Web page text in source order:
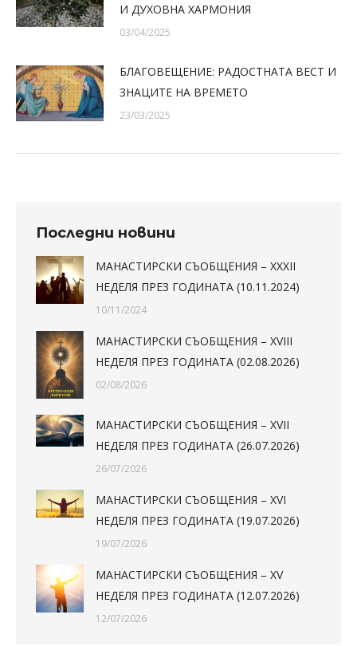
И ДУХОВНА ХАРМОНИЯ
03/04/2025
БЛАГОВЕЩЕНИЕ: РАДОСТНАТА ВЕСТ И
ЗНАЦИТЕ НА ВРЕМЕТО
23/03/2025
Последни новини
МАНАСТИРСКИ СЪОБЩЕНИЯ – XXXII
НЕДЕЛЯ ПРЕЗ ГОДИНАТА (10.11.2024)
10/11/2024
МАНАСТИРСКИ СЪОБЩЕНИЯ – XVIII
НЕДЕЛЯ ПРЕЗ ГОДИНАТА (02.08.2026)
02/08/2026
МАНАСТИРСКИ СЪОБЩЕНИЯ – XVII
НЕДЕЛЯ ПРЕЗ ГОДИНАТА (26.07.2026)
26/07/2026
МАНАСТИРСКИ СЪОБЩЕНИЯ – XVI
НЕДЕЛЯ ПРЕЗ ГОДИНАТА (19.07.2026)
19/07/2026
МАНАСТИРСКИ СЪОБЩЕНИЯ – XV
НЕДЕЛЯ ПРЕЗ ГОДИНАТА (12.07.2026)
12/07/2026